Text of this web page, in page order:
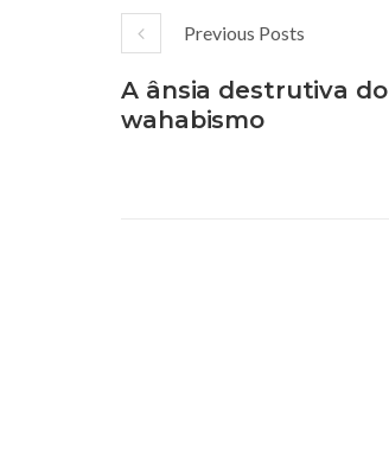
Previous Posts
A ânsia destrutiva do
wahabismo